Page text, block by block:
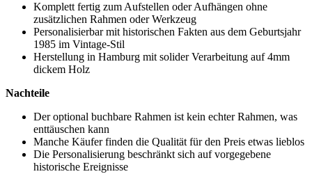
Komplett fertig zum Aufstellen oder Aufhängen ohne
zusätzlichen Rahmen oder Werkzeug
Personalisierbar mit historischen Fakten aus dem Geburtsjahr
1985 im Vintage-Stil
Herstellung in Hamburg mit solider Verarbeitung auf 4mm
dickem Holz
Nachteile
Der optional buchbare Rahmen ist kein echter Rahmen, was
enttäuschen kann
Manche Käufer finden die Qualität für den Preis etwas lieblos
Die Personalisierung beschränkt sich auf vorgegebene
historische Ereignisse